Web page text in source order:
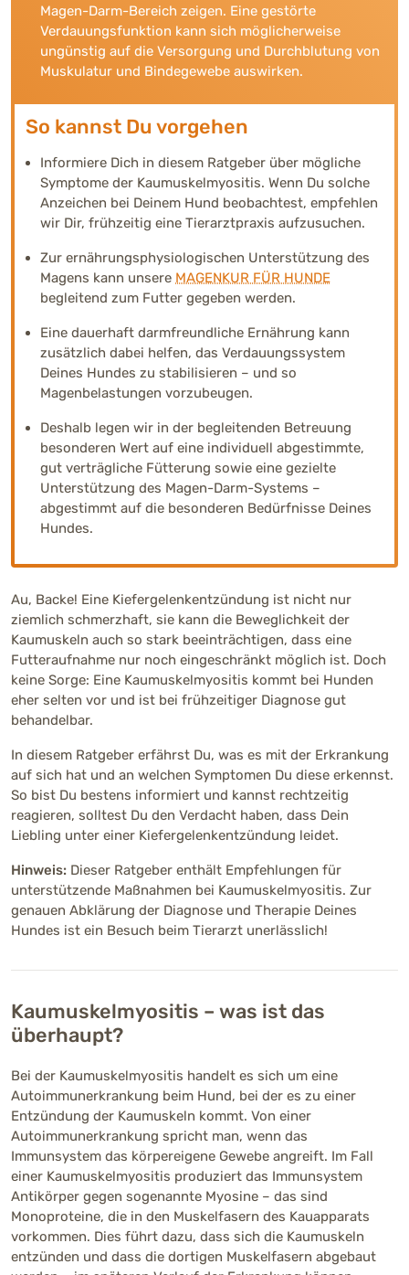
Magen-Darm-Bereich zeigen. Eine gestörte
Verdauungsfunktion kann sich möglicherweise
ungünstig auf die Versorgung und Durchblutung von
Muskulatur und Bindegewebe auswirken.
So kannst Du vorgehen
Informiere Dich in diesem Ratgeber über mögliche
Symptome der Kaumuskelmyositis. Wenn Du solche
Anzeichen bei Deinem Hund beobachtest, empfehlen
wir Dir, frühzeitig eine Tierarztpraxis aufzusuchen.
Zur ernährungsphysiologischen Unterstützung des
Magens kann unsere MAGENKUR FÜR HUNDE
begleitend zum Futter gegeben werden.
Eine dauerhaft darmfreundliche Ernährung kann
zusätzlich dabei helfen, das Verdauungssystem
Deines Hundes zu stabilisieren – und so
Magenbelastungen vorzubeugen.
Deshalb legen wir in der begleitenden Betreuung
besonderen Wert auf eine individuell abgestimmte,
gut verträgliche Fütterung sowie eine gezielte
Unterstützung des Magen-Darm-Systems –
abgestimmt auf die besonderen Bedürfnisse Deines
Hundes.
Au, Backe! Eine Kiefergelenkentzündung ist nicht nur
ziemlich schmerzhaft, sie kann die Beweglichkeit der
Kaumuskeln auch so stark beeinträchtigen, dass eine
Futteraufnahme nur noch eingeschränkt möglich ist. Doch
keine Sorge: Eine Kaumuskelmyositis kommt bei Hunden
eher selten vor und ist bei frühzeitiger Diagnose gut
behandelbar.
In diesem Ratgeber erfährst Du, was es mit der Erkrankung
auf sich hat und an welchen Symptomen Du diese erkennst.
So bist Du bestens informiert und kannst rechtzeitig
reagieren, solltest Du den Verdacht haben, dass Dein
Liebling unter einer Kiefergelenkentzündung leidet.
Hinweis: Dieser Ratgeber enthält Empfehlungen für
unterstützende Maßnahmen bei Kaumuskelmyositis. Zur
genauen Abklärung der Diagnose und Therapie Deines
Hundes ist ein Besuch beim Tierarzt unerlässlich!
Kaumuskelmyositis – was ist das
überhaupt?
Bei der Kaumuskelmyositis handelt es sich um eine
Autoimmunerkrankung beim Hund, bei der es zu einer
Entzündung der Kaumuskeln kommt. Von einer
Autoimmunerkrankung spricht man, wenn das
Immunsystem das körpereigene Gewebe angreift. Im Fall
einer Kaumuskelmyositis produziert das Immunsystem
Antikörper gegen sogenannte Myosine – das sind
Monoproteine, die in den Muskelfasern des Kauapparats
vorkommen. Dies führt dazu, dass sich die Kaumuskeln
entzünden und dass die dortigen Muskelfasern abgebaut